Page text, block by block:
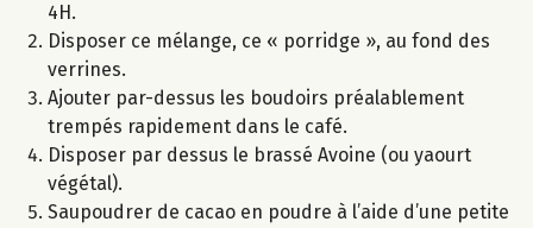
4H.
Disposer ce mélange, ce « porridge », au fond des
verrines.
Ajouter par-dessus les boudoirs préalablement
trempés rapidement dans le café.
Disposer par dessus le brassé Avoine (ou yaourt
végétal).
Saupoudrer de cacao en poudre à l’aide d’une petite